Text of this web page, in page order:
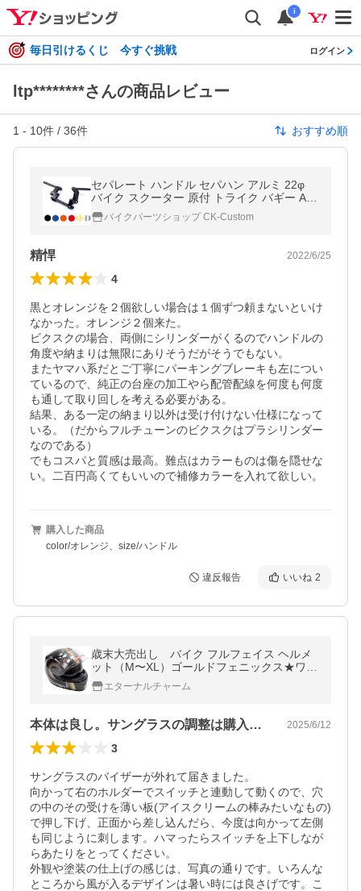
i
毎日引けるくじ 今すぐ挑戦 ログイン
ltp********さんの商品レビュー
1 - 10件 / 36件 おすすめ順
セパレート ハンドル セパハン アルミ 22φ
バイク スクーター 原付 トライク バギー AT
V 汎用
バイクパーツショップ CK-Custom
精悍 2022/6/25
4
黒とオレンジを２個欲しい場合は１個ずつ頼まないといけ
なかった。オレンジ２個来た。
ビクスクの場合、両側にシリンダーがくるのでハンドルの
角度や納まりは無限にありそうだがそうでもない。
またヤマハ系だとご丁寧にパーキングブレーキも左につい
ているので、純正の台座の加工やら配管配線を何度も何度
も通して取り回しを考える必要がある。
結果、ある一定の納まり以外は受け付けない仕様になって
いる。（だからフルチューンのビクスクはプラシリンダー
なのである）
でもコスパと質感は最高。難点はカラーものは傷を隠せな
い。二百円高くてもいいので補修カラーを入れて欲しい。
購入した商品
color/オレンジ、size/ハンドル
違反報告 いいね 2
歳末大売出し バイク フルフェイス ヘルメ
ット（M〜XL）ゴールドフェニックス★ワン
タッチopenインナーバイザー PSC/SG規格
適合品
エターナルチャーム
本体は良し。サングラスの調整は購入者で。 2025/6/12
3
サングラスのバイザーが外れて届きました。
向かって右のホルダーでスイッチと連動して動くので、穴
の中のその受けを薄い板(アイスクリームの棒みたいなもの)
で押し下げ、正面から差し込んだら、今度は向かって左側
も同じように刺します。ハマったらスイッチを上下しなが
らあたりをとってください。
外観や塗装の仕上げの感じは、写真の通りです。いろんな
ところから風が入るデザインは暑い時には良さげです。こ